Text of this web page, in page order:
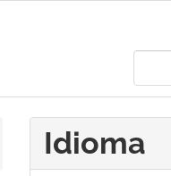
Idioma